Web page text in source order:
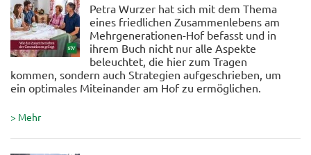
Petra Wurzer hat sich mit dem Thema
eines friedlichen Zusammenlebens am
Mehrgenerationen-Hof befasst und in
ihrem Buch nicht nur alle Aspekte
beleuchtet, die hier zum Tragen
kommen, sondern auch Strategien aufgeschrieben, um
ein optimales Miteinander am Hof zu ermöglichen.
> Mehr